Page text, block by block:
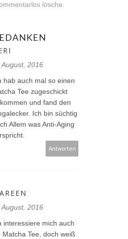
lösche.
August, 2016
hab auch mal so einen
Tee zugeschickt
und fand den
Ich bin süchtig
Allem was Anti-Aging
Antworten
August, 2016
interessiere mich auch
Matcha Tee, doch weiß